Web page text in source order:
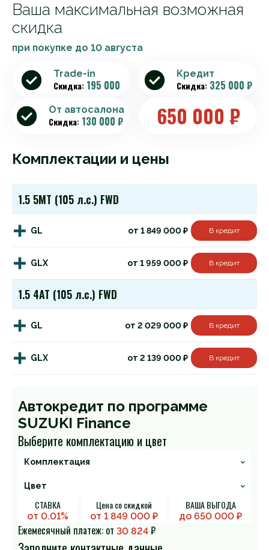
Ваша максимальная возможная
скидка
при покупке до 10 августа
Trade-in
Скидка: 195 000
Кредит
Скидка: 325 000 ₽
От автосалона
Скидка: 130 000 ₽ 650 000 ₽
Комплектации и цены
1.5 5MT (105 л.с.) FWD
GL от 1 849 000 ₽ В кредит
GLX от 1 959 000 ₽ В кредит
1.5 4AT (105 л.с.) FWD
GL от 2 029 000 ₽ В кредит
GLX от 2 139 000 ₽ В кредит
Автокредит по программе
SUZUKI Finance
Выберите комплектацию и цвет
СТАВКА
от 0.01%
Цена со скидкой
от 1 849 000 ₽
ВАША ВЫГОДА
до 650 000 ₽
Ежемесячный платеж: от 30 824 ₽